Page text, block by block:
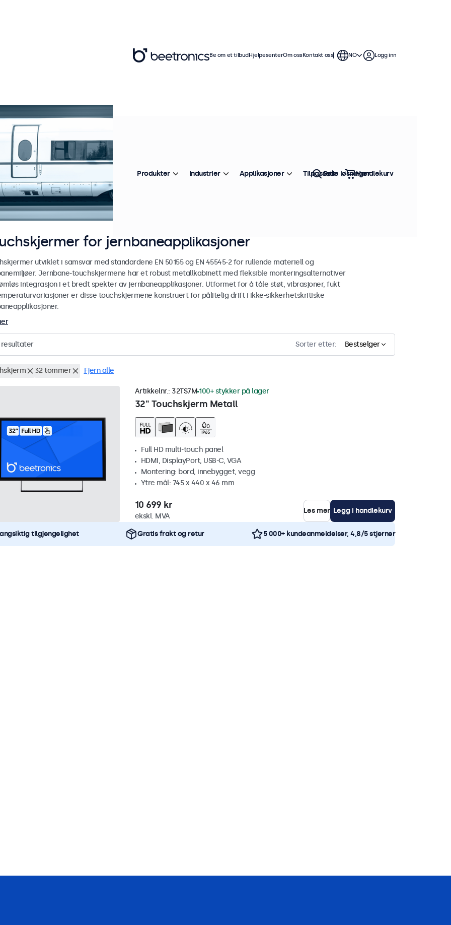
for jernbaneapplikasjoner
utviklet i samsvar med standardene EN 50155 og EN 45545-2 for rullende materiell og
Jernbane-touchskjermene har et robust metallkabinett med fleksible monteringsalternativer
integrasjon i et bredt spekter av jernbaneapplikasjoner. Utformet for å tåle støt, vibrasjoner, fukt
er disse touchskjermene konstruert for pålitelig drift i ikke-sikkerhetskritiske
resultater Sorter etter: Bestselger
32 tommer Fjern alle
32" Touchskjerm Metall
Artikkelnr.: 32TS7M 100+ stykker på lager
Full HD multi-touch panel
HDMI, DisplayPort, USB-C, VGA
Montering: bord, innebygget, vegg
Ytre mål: 745 x 440 x 46 mm
10 699 kr
ekskl. MVA
Les mer Legg i handlekurv
tilgjengelighet Gratis frakt og retur 5 000+ kundeanmeldelser, 4,8/5 stjerner
Be om et tilbudHjelpesenterOm ossKontakt oss NO Logg inn
Produkter Industrier Applikasjoner Tilpassede løsninger
Søk Handlekurv